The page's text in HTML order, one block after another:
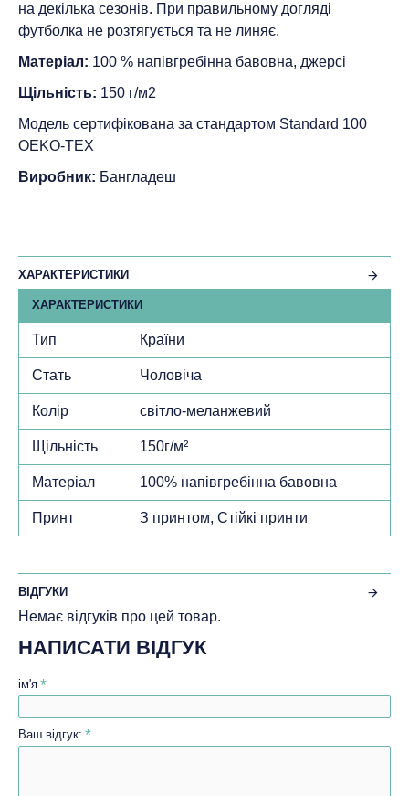
на декілька сезонів. При правильному догляді
футболка не розтягується та не линяє.
Матеріал: 100 % напівгребінна бавовна, джерсі
Щільність: 150 г/м2
Модель сертифікована за стандартом Standard 100
ОEKO-TEX
Виробник: Бангладеш
ХАРАКТЕРИСТИКИ
ХАРАКТЕРИСТИКИ
Тип Країни
Стать Чоловіча
Колір світло-меланжевий
Щільність 150г/м²
Матеріал 100% напівгребінна бавовна
Принт З принтом, Стійкі принти
ВІДГУКИ
Немає відгуків про цей товар.
НАПИСАТИ ВІДГУК
ім'я
Ваш відгук: